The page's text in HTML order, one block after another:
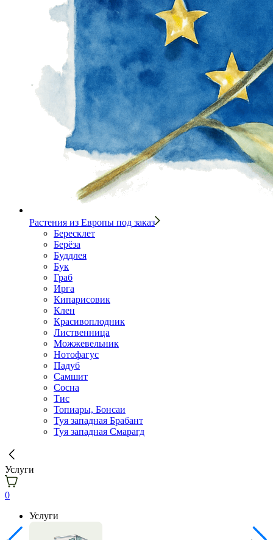
Растения из Европы под заказ
Бересклет
Берёза
Буддлея
Бук
Граб
Ирга
Кипарисовик
Клен
Красивоплодник
Лиственница
Можжевельник
Нотофагус
Падуб
Самшит
Сосна
Тис
Топиары, Бонсаи
Туя западная Брабант
Туя западная Смарагд
Услуги
0
Услуги